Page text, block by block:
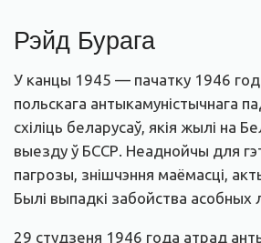
Рэйд Бурага
У канцы 1945 — пачатку 1946
польскага антыкамуністычнага
схіліць беларусаў, якія жылі на
выезду ў БССР. Неаднойчы для
пагрозы, знішчэння маёмасці,
Былі выпадкі забойства асобных
29 студзеня 1946 года атрад